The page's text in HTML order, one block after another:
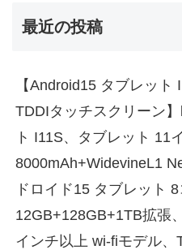
最近の投稿
【Android15 タブレット
TDDIタッチスクリーン
ト I11S、タブレット 11
8000mAh+WidevineL1
ドロイド15 タブレット
12GB+128GB+1TB拡張
インチ以上 wi-fiモデル、